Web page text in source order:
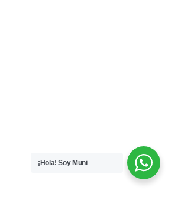
¡Hola! Soy Muni